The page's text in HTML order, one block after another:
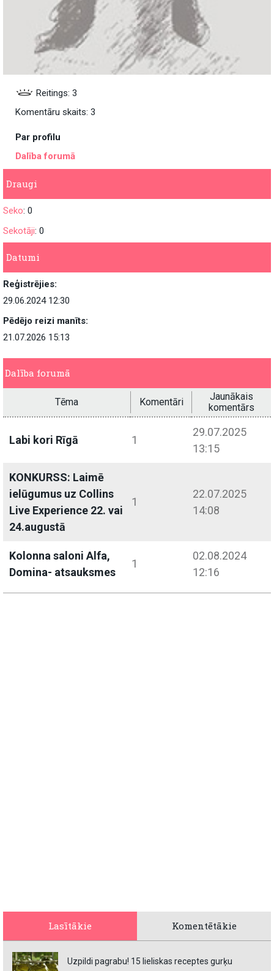
Reitings: 3
Komentāru skaits: 3
Par profilu
Dalība forumā
Draugi
Seko: 0
Sekotāji: 0
Datumi
Reģistrējies:
29.06.2024 12:30
Pēdējo reizi manīts:
21.07.2026 15:13
Dalība forumā
Tēma Komentāri
Jaunākais
komentārs
Labi kori Rīgā 1
29.07.2025
13:15
KONKURSS: Laimē
ielūgumus uz Collins
Live Experience 22. vai
24.augustā
1
22.07.2025
14:08
Kolonna saloni Alfa,
Domina- atsauksmes
1
02.08.2024
12:16
Lasītākie Komentētākie
Uzpildi pagrabu! 15 lieliskas receptes gurķu